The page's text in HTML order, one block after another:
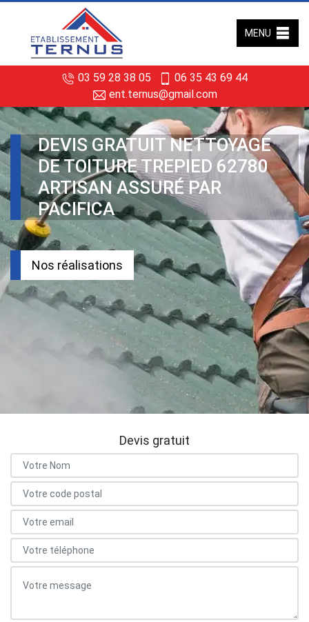
03 59 28 38 05
06 35 43 69 44
ent.ternus@gmail.com
MENU
DEVIS GRATUIT NETTOYAGE
DE TOITURE TREPIED 62780
ARTISAN ASSURÉ PAR
PACIFICA
Nos réalisations
Devis gratuit